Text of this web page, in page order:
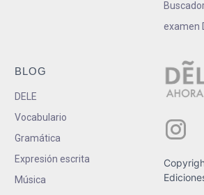
examen
BLOG
DELE
Vocabulario
Gramática
Expresión escrita
Música